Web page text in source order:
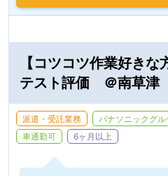
【コツコツ作業好き
テスト評価 ＠南草津
派遣・受託業務 パナソニックグル
車通勤可
6ヶ月以上